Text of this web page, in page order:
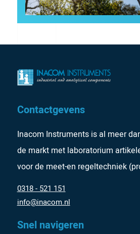
Contactgevens
Inacom Instruments is al meer
de markt met laboratorium
voor de meet-en regeltechniek
0318 - 521 151
info@inacom.nl
Snel navigeren